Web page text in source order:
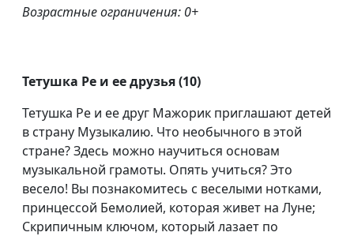
Возрастные ограничения: 0+
Тетушка Ре и ее друзья (10)
Тетушка Ре и ее друг Мажорик приглашают детей
в страну Музыкалию. Что необычного в этой
стране? Здесь можно научиться основам
музыкальной грамоты. Опять учиться? Это
весело! Вы познакомитесь с веселыми нотками,
принцессой Бемолией, которая живет на Луне;
Скрипичным ключом, который лазает по